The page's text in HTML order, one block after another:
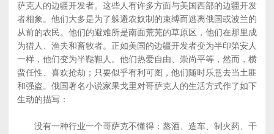
萨克人的边疆开发者。这些人有许多方面与美国西部的边疆开发
者相象。他们大多是为了躲避农奴制的束缚而逃离俄国或波兰的
从前的农民。他们的避难所是南面荒芜的草原区，他们在那里成
为猎人、渔夫和畜牧者。正如美国的边疆开发者变为半印第安人
一样，他们变为半鞑靼人。他们热爱自由、崇尚平等，然而，横
蛮任性、喜欢抢劫；只要似乎有利可图，他们随时乐意去当土匪
和强盗。俄国著名小说家果戈里对哥萨克人的生活方式作了如下
生动的描写：
没有一种行业一个哥萨克不懂得：蒸酒、造车、制火药、干